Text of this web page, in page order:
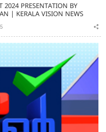
2024 PRESENTATION BY
| KERALA VISION NEWS